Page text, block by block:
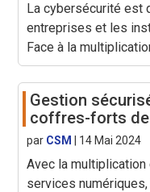
La cybersécurité est
entreprises et les
Face à la
Gestion
coffres-forts
par CSM 14 Mai 2024
Avec la
services